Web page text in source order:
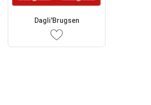
Dagli'Brugsen